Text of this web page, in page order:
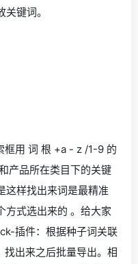
键词。
框用 词 根 +a - z /1-9 的
产品所在类目下的关键
这样找出来词是最精准
方式选出来的 。给大家
插件：根据种子词关联
出来之后批量导出。相